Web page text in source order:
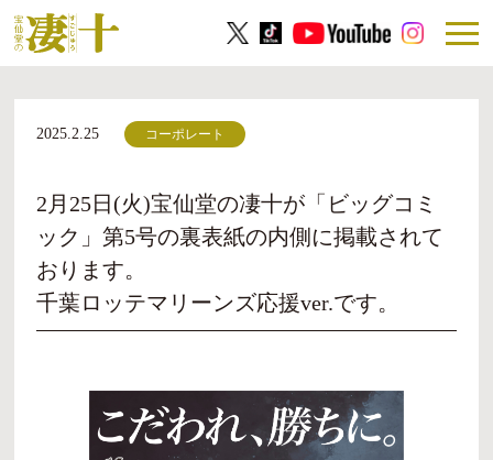
2025.2.25 コーポレート
2月25日(火)宝仙堂の凄十が「ビッグコミ
ック」第5号の裏表紙の内側に掲載されて
おります。
千葉ロッテマリーンズ応援ver.です。